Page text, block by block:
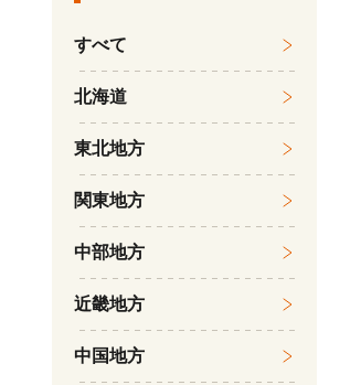
すべて
北海道
東北地方
関東地方
中部地方
近畿地方
中国地方